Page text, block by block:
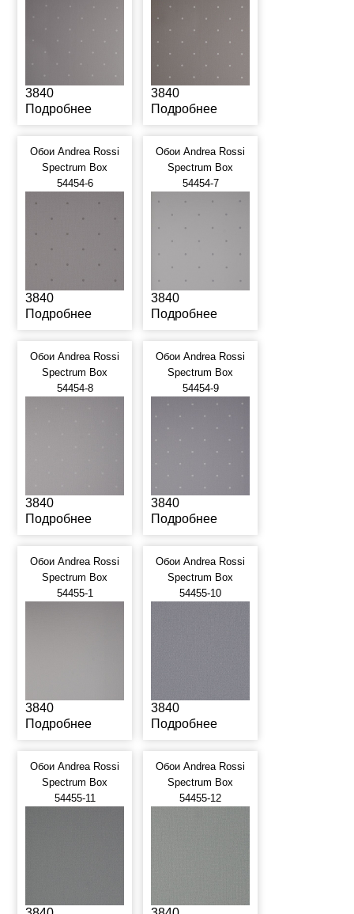
3840
Подробнее
3840
Подробнее
Обои Andrea Rossi
Spectrum Box
54454-6
3840
Подробнее
Обои Andrea Rossi
Spectrum Box
54454-7
3840
Подробнее
Обои Andrea Rossi
Spectrum Box
54454-8
3840
Подробнее
Обои Andrea Rossi
Spectrum Box
54454-9
3840
Подробнее
Обои Andrea Rossi
Spectrum Box
54455-1
3840
Подробнее
Обои Andrea Rossi
Spectrum Box
54455-10
3840
Подробнее
Обои Andrea Rossi
Spectrum Box
54455-11
Обои Andrea Rossi
Spectrum Box
54455-12